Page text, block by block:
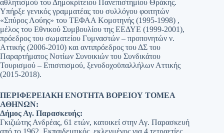
αθλητισμού του Δημοκρίτειου Πανεπιστημίου Θράκης.
Υπήρξε γενικός γραμματέας του συλλόγου φοιτητών
«Σπύρος Λούης» του ΤΕΦΑΑ Κομοτηνής (1995-1998) ,
μέλος του Εθνικού Συμβουλίου της ΕΕΔΥΕ (1999-2001),
πρόεδρος του σωματείου Γυμναστών – προπονητών ν.
Αττικής (2006-2010) και αντιπρόεδρος του ΔΣ του
Παραρτήματος Νοτίων Συνοικιών του Συνδικάτου
Τουρισμού – Επισιτισμού, ξενοδοχοϋπαλλήλων Αττικής
(2015-2018).
ΠΕΡΙΦΕΡΕΙΑΚΗ ΕΝΟΤΗΤΑ ΒΟΡΕΙΟΥ ΤΟΜΕΑ
ΑΘΗΝΩΝ:
Δήμος Αγ. Παρασκευής:
Γκιζιώτης Ανδρέας, 61 ετών, κατοικεί στην Αγ. Παρασκευή
από το 1962. Εκπαιδευτικός, εκλεγμένος για 4 τετραετίες